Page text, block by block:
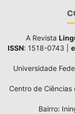
A Revista
ISSN: 1518-0743 |
Universidade
Centro de
Bairro: